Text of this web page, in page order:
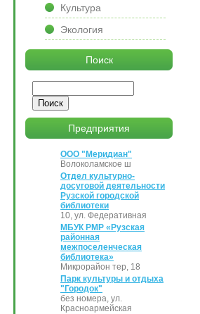
Культура
Экология
Поиск
Предприятия
ООО "Меридиан"
Волоколамское ш
Отдел культурно-
досуговой деятельности
Рузской городской
библиотеки
10, ул. Федеративная
МБУК РМР «Рузская
районная
межпоселенческая
библиотека»
Микрорайон тер, 18
Парк культуры и отдыха
"Городок"
без номера, ул.
Красноармейская